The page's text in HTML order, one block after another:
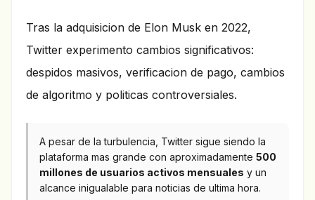
Tras la adquisicion de Elon Musk en 2022,
Twitter experimento cambios significativos:
despidos masivos, verificacion de pago, cambios
de algoritmo y politicas controversiales.
A pesar de la turbulencia, Twitter sigue siendo la
plataforma mas grande con aproximadamente 500
millones de usuarios activos mensuales y un
alcance inigualable para noticias de ultima hora.